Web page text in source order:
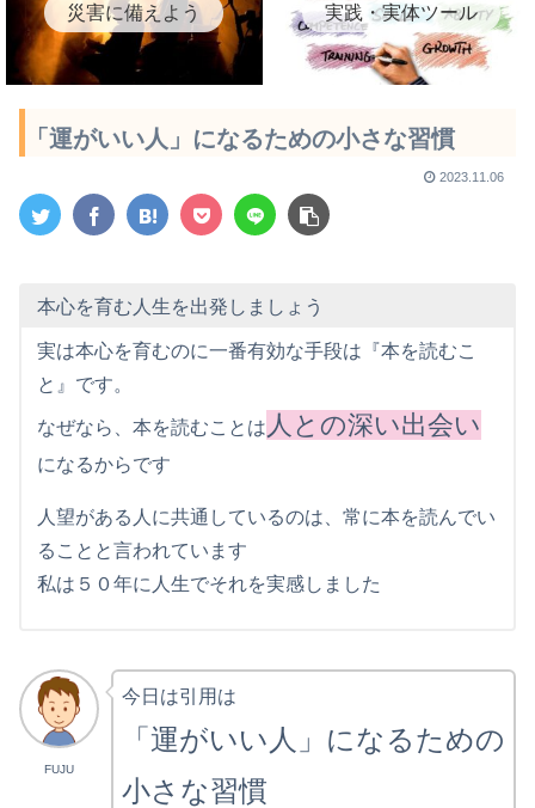
災害に備えよう 実践・実体ツール
「運がいい人」になるための小さな習慣
2023.11.06
本心を育む人生を出発しましょう
実は本心を育むのに一番有効な手段は『本を読むこ
と』です。
なぜなら、本を読むことは 人との深い出会い
になるからです
人望がある人に共通しているのは、常に本を読んでい
ることと言われています
私は５０年に人生でそれを実感しました
FUJU
今日は引用は
「運がいい人」になるための
小さな習慣